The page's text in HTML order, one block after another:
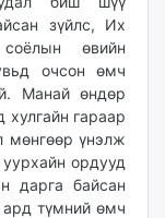
зүйлс, Их
өвийн
очсон өмч
Манай өндөр
хулгайн гараар
мөнгөөр үнэлж
ордууд
дарга байсан
түмний өмч